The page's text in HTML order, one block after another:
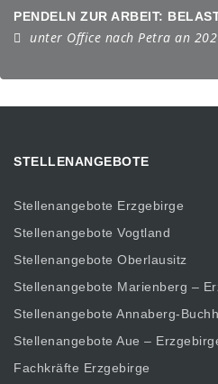
unter Office nach Petra an
STELLENANGEBOTE
Stellenangebote Erzgebirge
Stellenangebote Vogtland
Stellenangebote Oberlausitz
Stellenangebote Marienberg –
Stellenangebote Annaberg-
Stellenangebote Aue –
Fachkräfte Erzgebirge